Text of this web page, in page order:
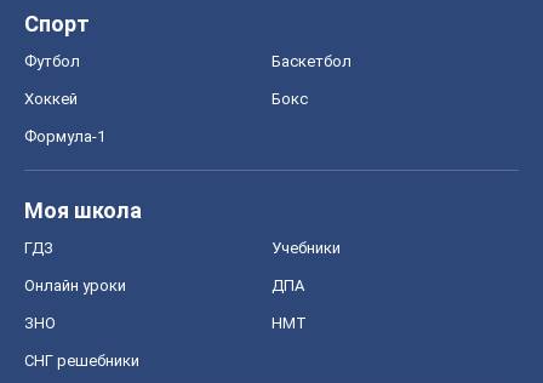
Спорт
Футбол Баскетбол
Хоккей Бокс
Формула-1
Моя школа
ГДЗ Учебники
Онлайн уроки ДПА
ЗНО НМТ
СНГ решебники